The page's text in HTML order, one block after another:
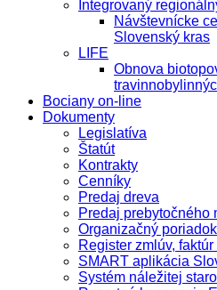
Integrovaný
Návštevnícke
Slovenský kras
LIFE
Obnova
Bociany on-line
Dokumenty
Legislatíva
Štatút
Kontrakty
Cenníky
Predaj dreva
Predaj prebytočného
Organizačný poriadok
Register zmlúv,
SMART aplikácia
Systém náležitej